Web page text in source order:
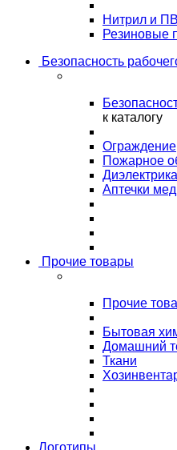
Нитрил и
Резиновые
Безопасность
к каталогу
Ограждение
Пожарное
Диэлектрика
Аптечки
Прочие товары
Прочие
Бытовая
Домашний
Ткани
Логотипы